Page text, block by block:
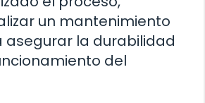
un mantenimiento
asegurar la durabilidad
del